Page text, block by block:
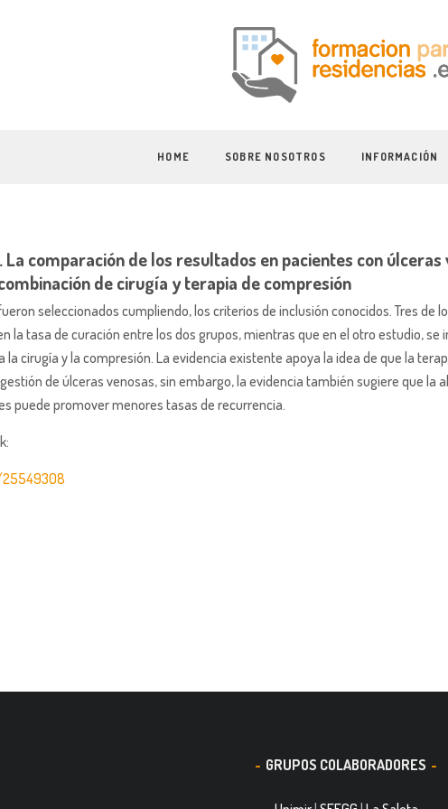
HOME SOBRE NOSOTROS INFORMACIÓN
comparación de los resultados en pacientes con
de cirugía y terapia de compresión
seleccionados cumpliendo, los criterios de inclusión conocidos. Tres de
la tasa de curación entre los dos grupos, mientras que en el otro estudio, se
cirugía y la compresión. La evidencia existente apoya la idea de que la
de úlceras venosas, sin embargo, la evidencia también sugiere que la
puede promover menores tasas de recurrencia.
GRUPOS COLABORADORES